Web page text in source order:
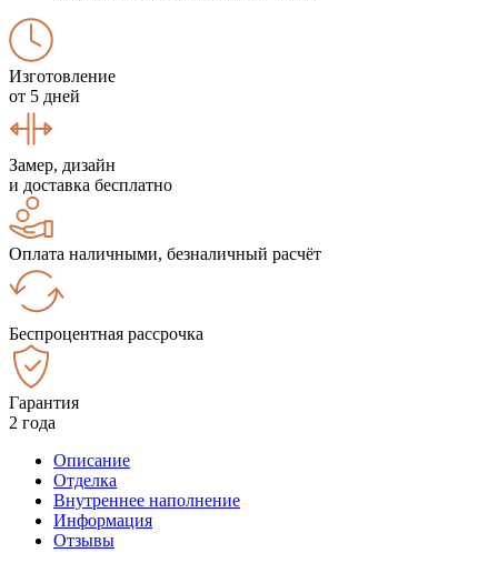
Изготовление
от 5 дней
Замер, дизайн
и доставка бесплатно
Оплата наличными, безналичный расчёт
Беспроцентная рассрочка
Гарантия
2 года
Описание
Отделка
Внутреннее наполнение
Информация
Отзывы